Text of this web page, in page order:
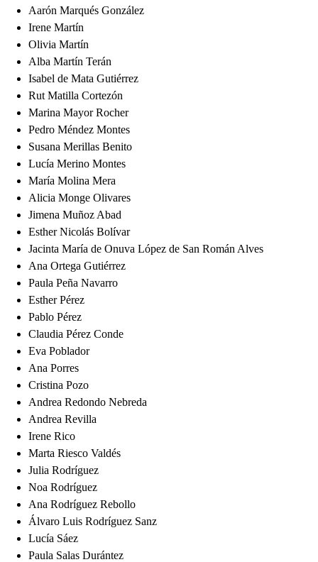
Aarón Marqués González
Irene Martín
Olivia Martín
Alba Martín Terán
Isabel de Mata Gutiérrez
Rut Matilla Cortezón
Marina Mayor Rocher
Pedro Méndez Montes
Susana Merillas Benito
Lucía Merino Montes
María Molina Mera
Alicia Monge Olivares
Jimena Muñoz Abad
Esther Nicolás Bolívar
Jacinta María de Onuva López de San Román Alves
Ana Ortega Gutiérrez
Paula Peña Navarro
Esther Pérez
Pablo Pérez
Claudia Pérez Conde
Eva Poblador
Ana Porres
Cristina Pozo
Andrea Redondo Nebreda
Andrea Revilla
Irene Rico
Marta Riesco Valdés
Julia Rodríguez
Noa Rodríguez
Ana Rodríguez Rebollo
Álvaro Luis Rodríguez Sanz
Lucía Sáez
Paula Salas Durántez